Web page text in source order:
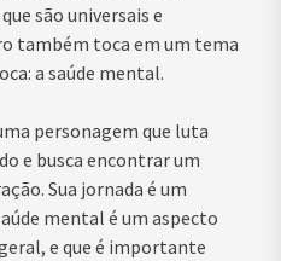
são universais e
também toca em um tema
a saúde mental.
personagem que luta
e busca encontrar um
Sua jornada é um
mental é um aspecto
e que é importante